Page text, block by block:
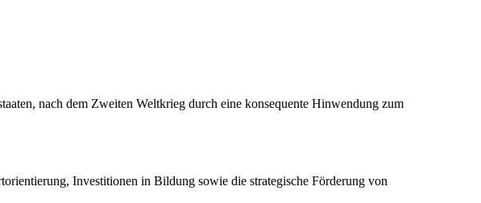
nach dem Zweiten Weltkrieg durch eine konsequente Hinwendung zum
Investitionen in Bildung sowie die strategische Förderung von